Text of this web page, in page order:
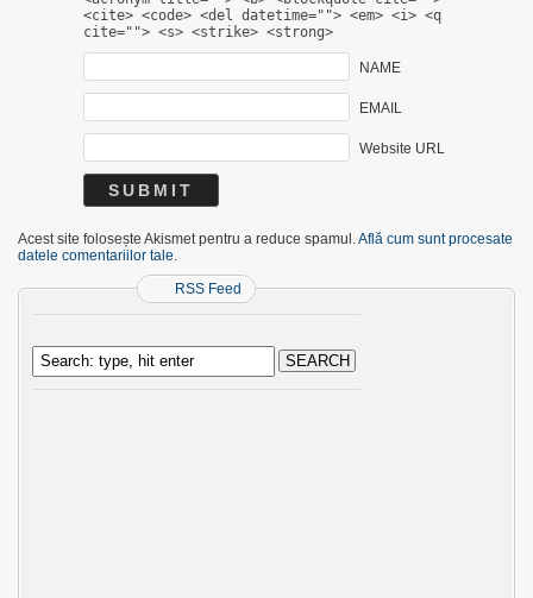
<cite> <code> <del datetime=""> <em> <i> <q
cite=""> <s> <strike> <strong>
NAME
EMAIL
Website URL
Acest site folosește Akismet pentru a reduce spamul.Află cum sunt procesate
datele comentariilor tale.
RSS Feed